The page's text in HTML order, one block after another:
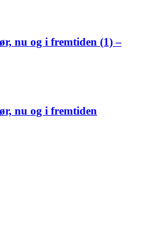
nu og i fremtiden (1) –
nu og i fremtiden